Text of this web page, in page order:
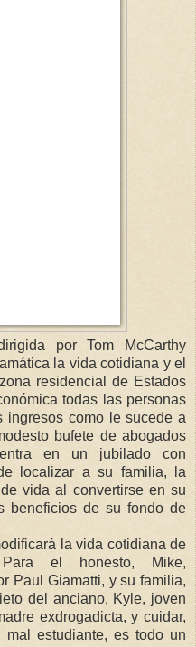
por Tom McCarthy
la vida cotidiana y el
residencial de Estados
todas las personas
ingresos como le sucede a
bufete de abogados
en un jubilado con
localizar a su familia, la
vida al convertirse en su
beneficios de su fondo de
la vida cotidiana de
el honesto, Mike,
Paul Giamatti, y su familia,
del anciano, Kyle, joven
exdrogadicta, y cuidar,
estudiante, es todo un